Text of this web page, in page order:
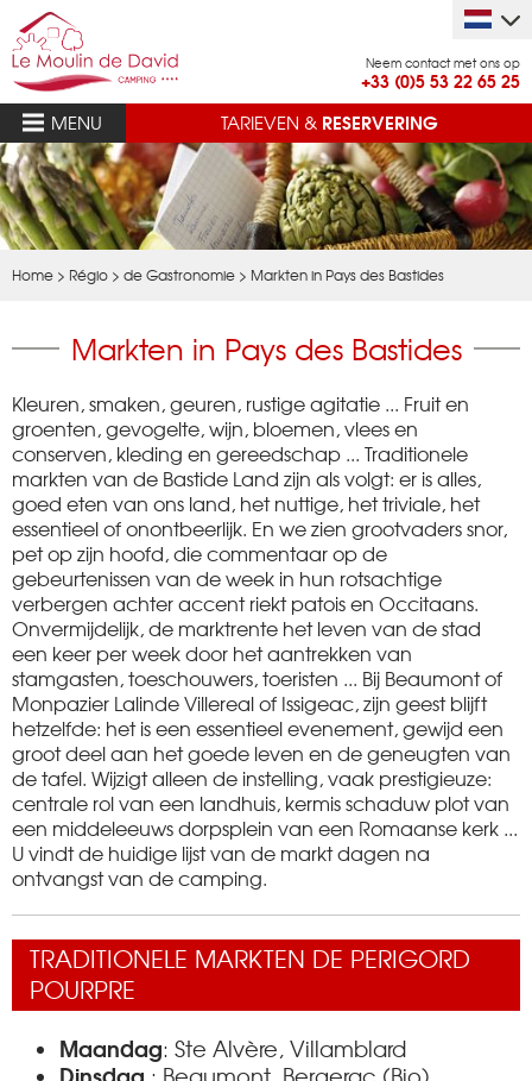
Neem contact met ons op
+33 (0)5 53 22 65 25
MENU
TARIEVEN & RESERVERING
Home > Régio > de Gastronomie > Markten in Pays des Bastides
Markten in Pays des Bastides
Kleuren, smaken, geuren, rustige agitatie ... Fruit en
groenten, gevogelte, wijn, bloemen, vlees en
conserven, kleding en gereedschap ... Traditionele
markten van de Bastide Land zijn als volgt: er is alles,
goed eten van ons land, het nuttige, het triviale, het
essentieel of onontbeerlijk. En we zien grootvaders snor,
pet op zijn hoofd, die commentaar op de
gebeurtenissen van de week in hun rotsachtige
verbergen achter accent riekt patois en Occitaans.
Onvermijdelijk, de marktrente het leven van de stad
een keer per week door het aantrekken van
stamgasten, toeschouwers, toeristen ... Bij Beaumont of
Monpazier Lalinde Villereal of Issigeac, zijn geest blijft
hetzelfde: het is een essentieel evenement, gewijd een
groot deel aan het goede leven en de geneugten van
de tafel. Wijzigt alleen de instelling, vaak prestigieuze:
centrale rol van een landhuis, kermis schaduw plot van
een middeleeuws dorpsplein van een Romaanse kerk ...
U vindt de huidige lijst van de markt dagen na
ontvangst van de camping.
TRADITIONELE MARKTEN DE PERIGORD
POURPRE
Maandag: Ste Alvère, Villamblard